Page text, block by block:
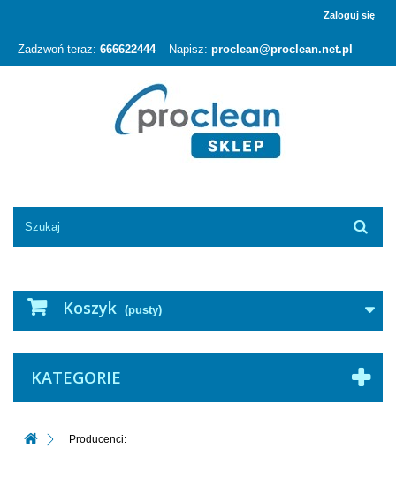
Zaloguj się
Zadzwoń teraz: 666622444 Napisz: proclean@proclean.net.pl
Koszyk (pusty)
KATEGORIE
Producenci: